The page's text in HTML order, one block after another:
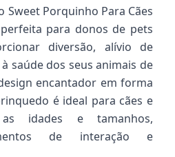
Sweet Porquinho Para Cães
para donos de pets
diversão, alívio de
saúde dos seus animais de
encantador em forma
é ideal para cães e
idades e tamanhos,
de interação e